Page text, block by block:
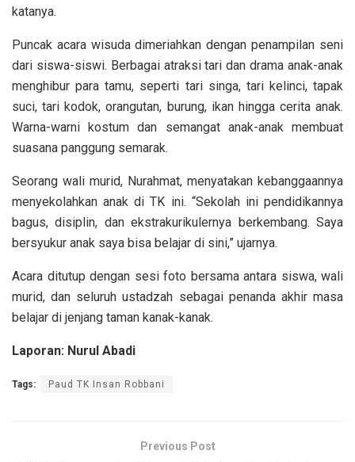
katanya.
Puncak acara wisuda dimeriahkan dengan penampilan seni
dari siswa-siswi. Berbagai atraksi tari dan drama anak-anak
menghibur para tamu, seperti tari singa, tari kelinci, tapak
suci, tari kodok, orangutan, burung, ikan hingga cerita anak.
Warna-warni kostum dan semangat anak-anak membuat
suasana panggung semarak.
Seorang wali murid, Nurahmat, menyatakan kebanggaannya
menyekolahkan anak di TK ini. “Sekolah ini pendidikannya
bagus, disiplin, dan ekstrakurikulernya berkembang. Saya
bersyukur anak saya bisa belajar di sini,” ujarnya.
Acara ditutup dengan sesi foto bersama antara siswa, wali
murid, dan seluruh ustadzah sebagai penanda akhir masa
belajar di jenjang taman kanak-kanak.
Laporan: Nurul Abadi
Tags: Paud TK Insan Robbani
Previous Post